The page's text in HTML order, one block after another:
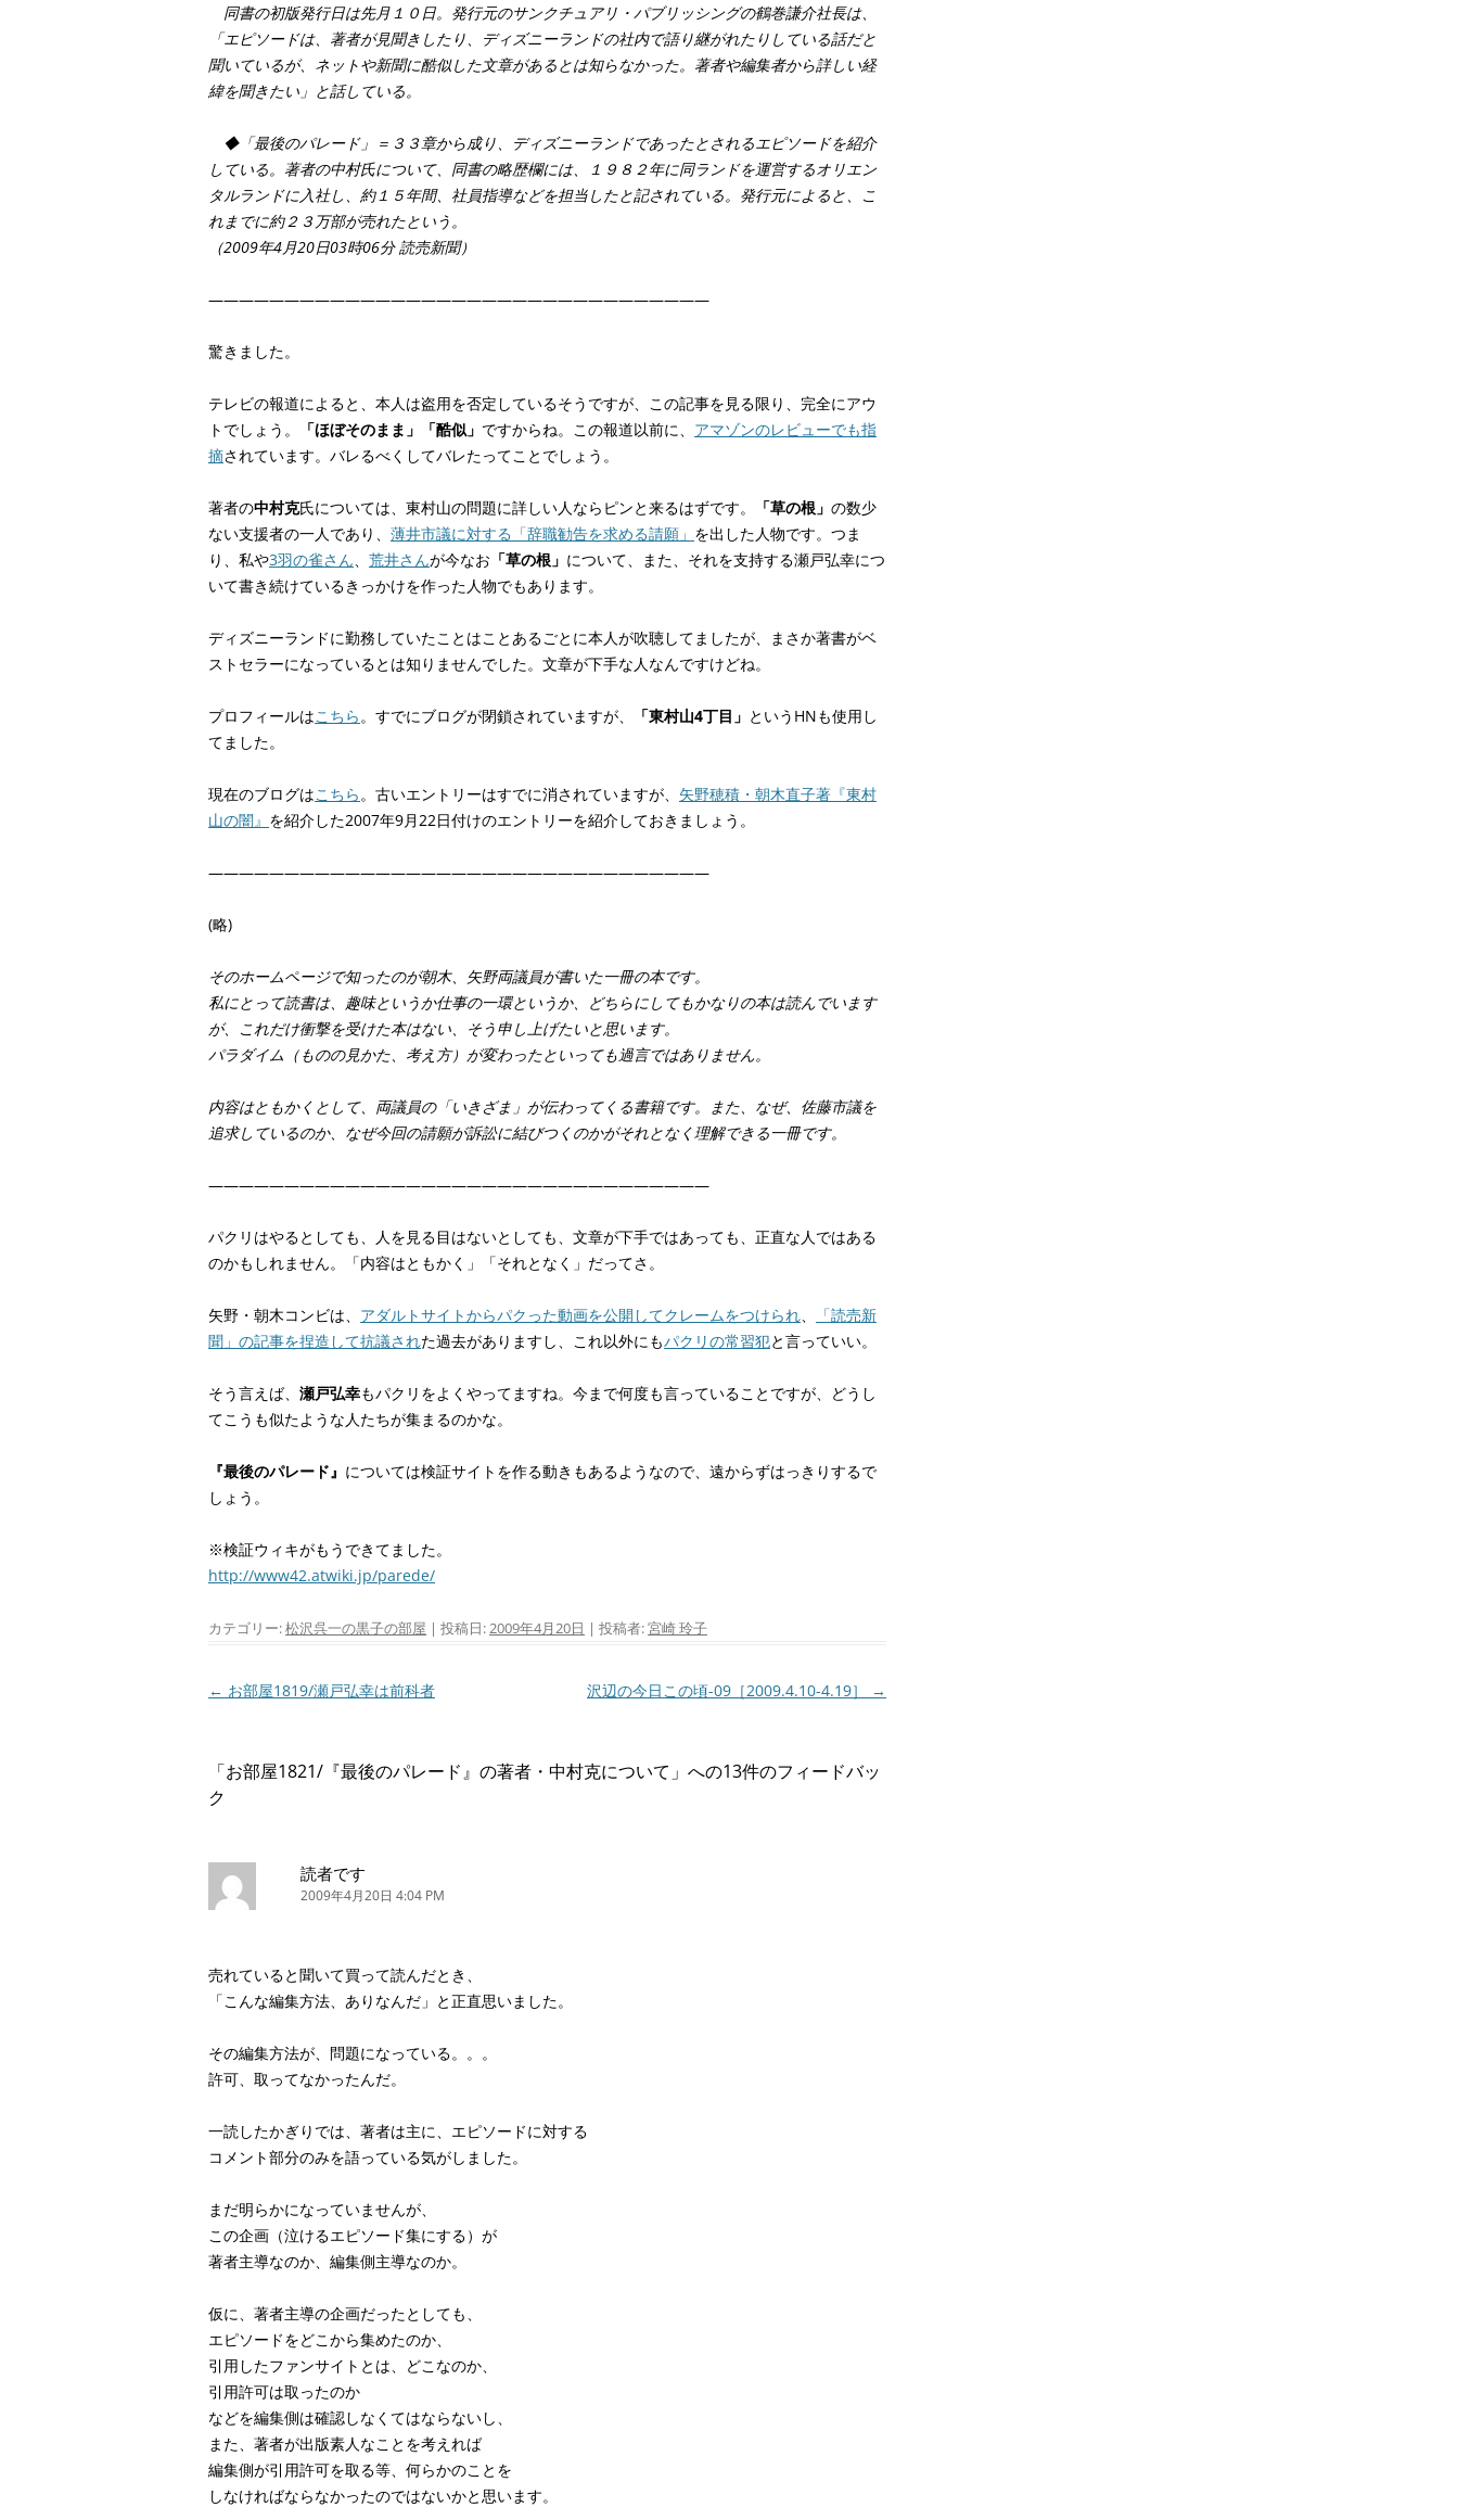
同書の初版発行日は先月１０日。発行元のサンクチュアリ・パブリッシングの鶴巻謙介社長は、
「エピソードは、著者が見聞きしたり、ディズニーランドの社内で語り継がれたりしている話だと
聞いているが、ネットや新聞に酷似した文章があるとは知らなかった。著者や編集者から詳しい経
緯を聞きたい」と話している。
◆「最後のパレード」＝３３章から成り、ディズニーランドであったとされるエピソードを紹介
している。著者の中村氏について、同書の略歴欄には、１９８２年に同ランドを運営するオリエン
タルランドに入社し、約１５年間、社員指導などを担当したと記されている。発行元によると、こ
れまでに約２３万部が売れたという。
（2009年4月20日03時06分 読売新聞）
—————————————————————————————————
驚きました。
テレビの報道によると、本人は盗用を否定しているそうですが、この記事を見る限り、完全にアウ
トでしょう。
「ほぼそのまま」「酷似」 ですからね。この報道以前に、 アマゾンのレビューでも指
摘されています。バレるべくしてバレたってことでしょう。
著者の中村克氏については、東村山の問題に詳しい人ならピンと来るはずです。 「草の根」 の数少
ない支援者の一人であり、 薄井市議に対する「辞職勧告を求める請願」 を出した人物です。つま
り、私や3羽の雀さん 荒井さんが今なお 「草の根」 について、また、それを支持する瀬戸弘幸につ
いて書き続けているきっかけを作った人物でもあります。
ディズニーランドに勤務していたことはことあるごとに本人が吹聴してましたが、まさか著書がベ
ストセラーになっているとは知りませんでした。文章が下手な人なんですけどね。
プロフィールはこちら 。すでにブログが閉鎖されていますが、 「東村山4丁目」 というHNも使用し
てました。
現在のブログはこちら 。古いエントリーはすでに消されていますが、 矢野穂積・朝木直子著『東村
山の闇』 を紹介した2007年9月22日付けのエントリーを紹介しておきましょう。
—————————————————————————————————
(略)
そのホームページで知ったのが朝木、矢野両議員が書いた一冊の本です。
私にとって読書は、趣味というか仕事の一環というか、どちらにしてもかなりの本は読んでいます
が、これだけ衝撃を受けた本はない、そう申し上げたいと思います。
パラダイム（ものの見かた、考え方）が変わったといっても過言ではありません。
内容はともかくとして、両議員の「いきざま」が伝わってくる書籍です。また、なぜ、佐藤市議を
追求しているのか、なぜ今回の請願が訴訟に結びつくのかがそれとなく理解できる一冊です。
—————————————————————————————————
パクリはやるとしても、人を見る目はないとしても、文章が下手ではあっても、正直な人ではある
のかもしれません。「内容はともかく」「それとなく」だってさ。
矢野・朝木コンビは、 アダルトサイトからパクった動画を公開してクレームをつけられ
「読売新
聞」の記事を捏造して抗議された過去がありますし、これ以外にもパクリの常習犯と言っていい。
そう言えば、 瀬戸弘幸もパクリをよくやってますね。今まで何度も言っていることですが、どうし
てこうも似たような人たちが集まるのかな。
『最後のパレード』 については検証サイトを作る動きもあるようなので、遠からずはっきりするで
しょう。
※検証ウィキがもうできてました。
http://www42.atwiki.jp/parede/
カテゴリー:松沢呉一の黒子の部屋 | 投稿日: 2009年4月20日 | 投稿者:宮崎 玲子
投
ゲ
ョ
← お部屋1819/瀬戸弘幸は前科者 沢辺の今日この頃-09［2009.4.10-4.19］ →
「お部屋1821/『最後のパレード』の著者・中村克について 」への13件のフィードバッ
ク
読者です
2009年4月20日 4:04 PM
売れていると聞いて買って読んだとき、
「こんな編集方法、ありなんだ」と正直思いました。
その編集方法が、問題になっている。。。
許可、取ってなかったんだ。
一読したかぎりでは、著者は主に、エピソードに対する
コメント部分のみを語っている気がしました。
まだ明らかになっていませんが、
この企画（泣けるエピソード集にする）が
著者主導なのか、編集側主導なのか。
仮に、著者主導の企画だったとしても、
エピソードをどこから集めたのか、
引用したファンサイトとは、どこなのか、
引用許可は取ったのか
などを編集側は確認しなくてはならないし、
また、著者が出版素人なことを考えれば
編集側が引用許可を取る等、何らかのことを
しなければならなかったのではないかと思います。